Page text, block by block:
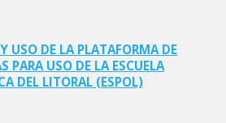
USO DE LA PLATAFORMA DE
PARA USO DE LA ESCUELA
DEL LITORAL (ESPOL)